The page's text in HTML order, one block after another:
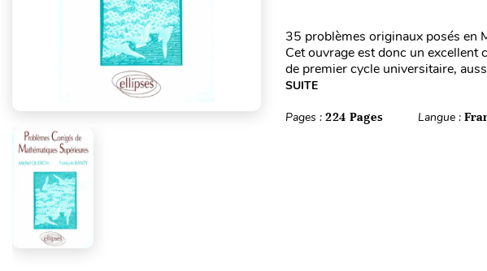
35 problèmes originaux posés en
Cet ouvrage est donc un excellent
de premier cycle universitaire,
SUITE
Pages : 224 Pages Langue :